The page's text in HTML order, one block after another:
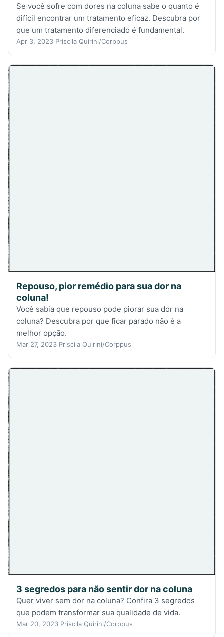
Se você sofre com dores na coluna sabe o quanto é
difícil encontrar um tratamento eficaz. Descubra por
que um tratamento diferenciado é fundamental.
Apr 3, 2023 Priscila Quirini/Corppus
Repouso, pior remédio para sua dor na
coluna!
Você sabia que repouso pode piorar sua dor na
coluna? Descubra por que ficar parado não é a
melhor opção.
Mar 27, 2023 Priscila Quirini/Corppus
3 segredos para não sentir dor na coluna
Quer viver sem dor na coluna? Confira 3 segredos
que podem transformar sua qualidade de vida.
Mar 20, 2023 Priscila Quirini/Corppus